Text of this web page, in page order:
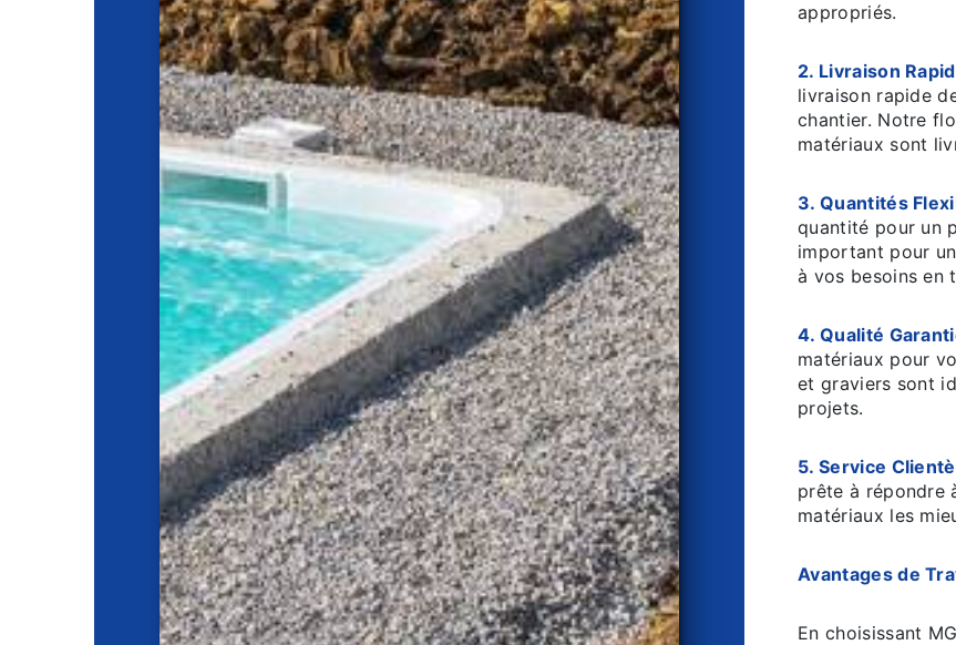
appropriés.
2. Livraison
livraison rapide
chantier. Notre
matériaux sont
3. Quantités
quantité pour un
important pour
à vos besoins en
4. Qualité
matériaux pour
et graviers sont
projets.
5. Service
prête à répondre
matériaux les
Avantages de
En choisissant